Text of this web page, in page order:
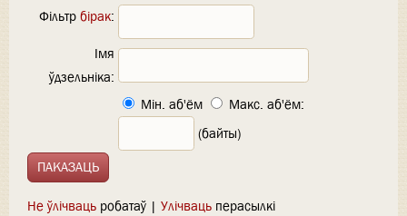
Фільтр бірак:
Імя
ўдзельніка:
Мін. аб'ём
Макс. аб'ём:
(байты)
Не ўлічваць робатаў | Улічваць перасылкі